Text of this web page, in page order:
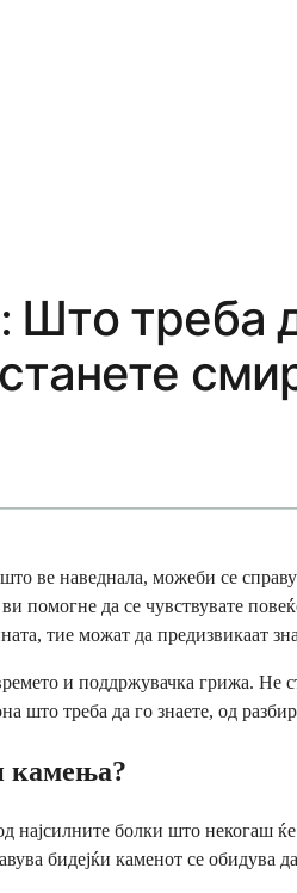
треба
ве наведнала, можеби се
помогне да се чувствувате
тие можат да предизвикаат
и поддржувачка грижа. Не
треба да го знаете, од
камења?
болки што некогаш
бидејќи каменот се